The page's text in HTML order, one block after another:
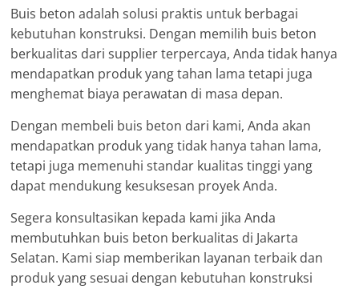
Buis beton adalah solusi praktis untuk berbagai
kebutuhan konstruksi. Dengan memilih buis beton
berkualitas dari supplier terpercaya, Anda tidak hanya
mendapatkan produk yang tahan lama tetapi juga
menghemat biaya perawatan di masa depan.
Dengan membeli buis beton dari kami, Anda akan
mendapatkan produk yang tidak hanya tahan lama,
tetapi juga memenuhi standar kualitas tinggi yang
dapat mendukung kesuksesan proyek Anda.
Segera konsultasikan kepada kami jika Anda
membutuhkan buis beton berkualitas di Jakarta
Selatan. Kami siap memberikan layanan terbaik dan
produk yang sesuai dengan kebutuhan konstruksi